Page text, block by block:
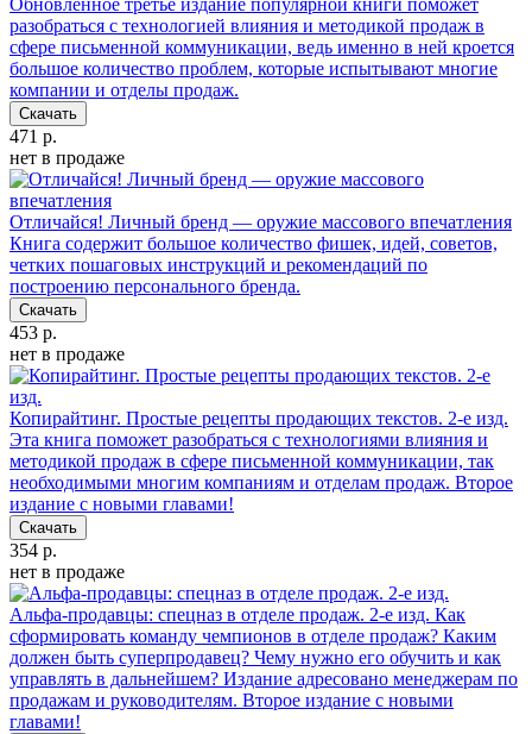
Обновленное третье издание популярной книги поможет
разобраться с технологией влияния и методикой продаж в
сфере письменной коммуникации, ведь именно в ней кроется
большое количество проблем, которые испытывают многие
компании и отделы продаж.
Скачать
471 р.
нет в продаже
Отличайся! Личный бренд — оружие массового впечатления
Книга содержит большое количество фишек, идей, советов,
четких пошаговых инструкций и рекомендаций по
построению персонального бренда.
Скачать
453 р.
нет в продаже
Копирайтинг. Простые рецепты продающих текстов. 2-е изд.
Эта книга поможет разобраться с технологиями влияния и
методикой продаж в сфере письменной коммуникации, так
необходимыми многим компаниям и отделам продаж. Второе
издание с новыми главами!
Скачать
354 р.
нет в продаже
Альфа-продавцы: спецназ в отделе продаж. 2-е изд. Как
сформировать команду чемпионов в отделе продаж? Каким
должен быть суперпродавец? Чему нужно его обучить и как
управлять в дальнейшем? Издание адресовано менеджерам по
продажам и руководителям. Второе издание с новыми
главами!